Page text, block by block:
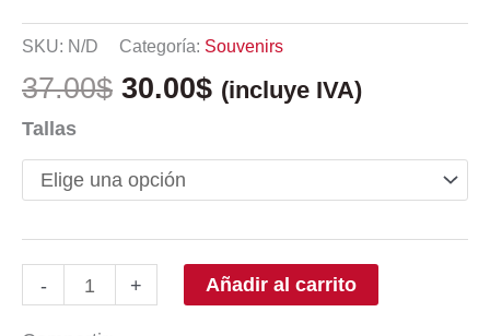
SKU: N/D Categoría: Souvenirs
37.00$ 30.00$ (incluye IVA)
Tallas
- + Añadir al carrito